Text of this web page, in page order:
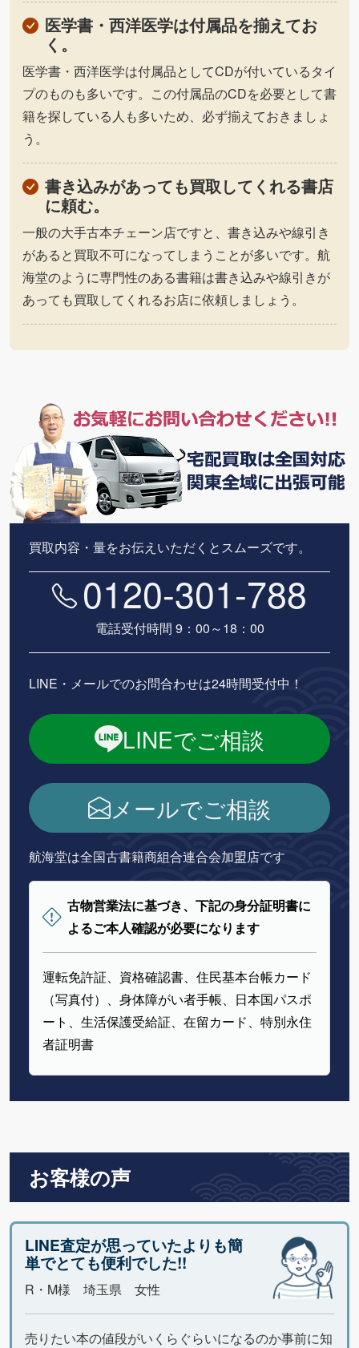
医学書・西洋医学は付属品を揃えてお
く。
医学書・西洋医学は付属品としてCDが付いているタイ
プのものも多いです。この付属品のCDを必要として書
籍を探している人も多いため、必ず揃えておきましょ
う。
書き込みがあっても買取してくれる書店
に頼む。
一般の大手古本チェーン店ですと、書き込みや線引き
があると買取不可になってしまうことが多いです。航
海堂のように専門性のある書籍は書き込みや線引きが
あっても買取してくれるお店に依頼しましょう。
買取内容・量をお伝えいただくとスムーズです。
0120-301-788
電話受付時間 9：00～18：00
LINE・メールでのお問合わせは24時間受付中！
LINEでご相談
メールでご相談
航海堂は全国古書籍商組合連合会加盟店です
古物営業法に基づき、下記の身分証明書に
よるご本人確認が必要になります
運転免許証、資格確認書、住民基本台帳カード
（写真付）、身体障がい者手帳、日本国パスポ
ート、生活保護受給証、在留カード、特別永住
者証明書
お客様の声
LINE査定が思っていたよりも簡
単でとても便利でした!!
R・M様 埼玉県 女性
売りたい本の値段がいくらぐらいになるのか事前に知